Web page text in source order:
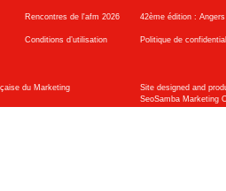
Rencontres de l'afm 2026 42ème édition :
Conditions d’utilisation Politique de
du Marketing
Site designed and
SeoSamba Marketing